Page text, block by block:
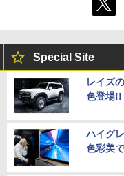
Special Site
レイズ
色登場!!
ハイグ
色彩美